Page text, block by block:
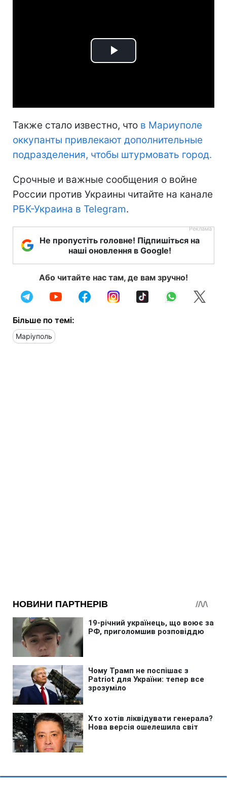
Play
Также стало известно, что в Мариуполе
оккупанты привлекают дополнительные
подразделения, чтобы штурмовать город.
Срочные и важные сообщения о войне
России против Украины читайте на канале
РБК-Украина в Telegram.
Не пропустіть головне! Підпишіться на
наші оновлення в Google!
Або читайте нас там, де вам зручно!
Більше по темі:
Маріуполь